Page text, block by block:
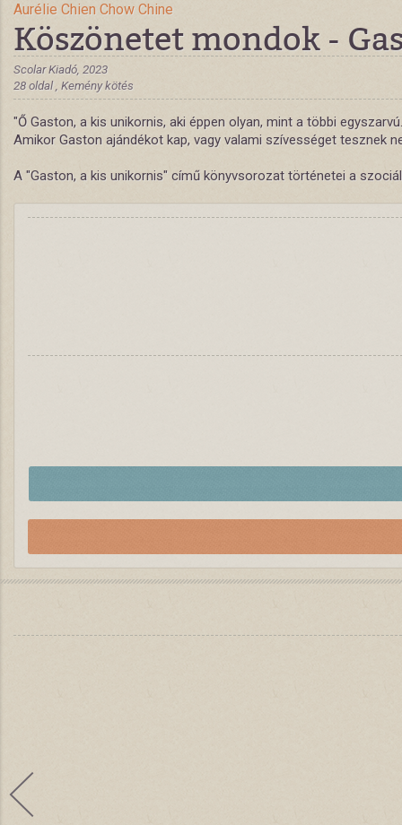
Aurélie Chien Chow Chine
Köszönetet mondok -
Scolar Kiadó, 2023
28 oldal , Kemény kötés
"Ő Gaston, a kis unikornis, aki éppen olyan, mint a többi
Amikor Gaston ajándékot kap, vagy valami szívességet tesznek
A "Gaston, a kis unikornis" című könyvsorozat történetei a